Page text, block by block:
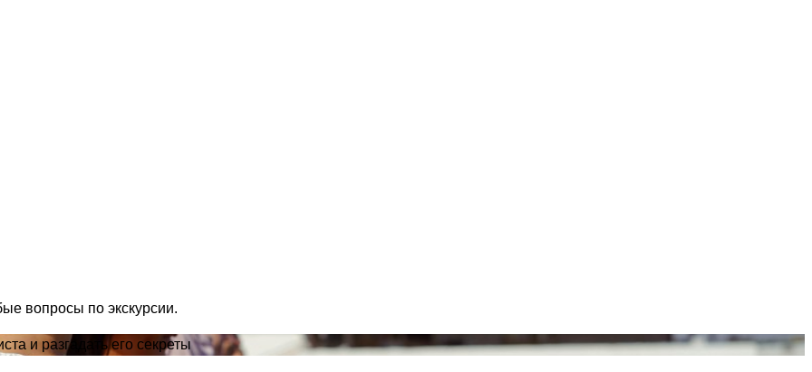
вопросы по экскурсии.
и разгадать его секреты